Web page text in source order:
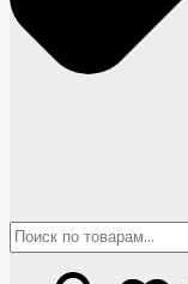
Искать: